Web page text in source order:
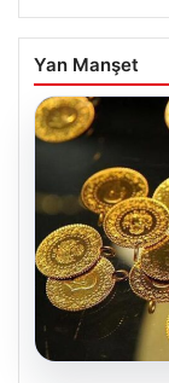
Yan Manşet